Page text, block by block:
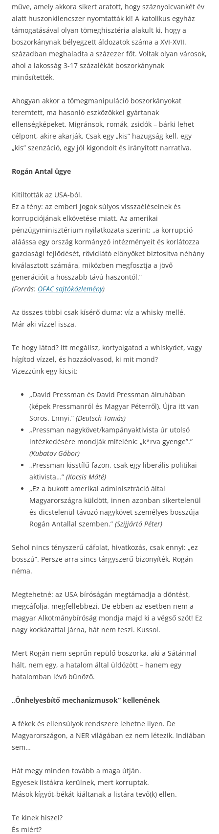
műve, amely akkora sikert aratott, hogy száznyolcvankét év
alatt huszonkilencszer nyomtatták ki! A katolikus egyház
támogatásával olyan tömeghisztéria alakult ki, hogy a
boszorkánynak bélyegzett áldozatok száma a XVI-XVII.
században meghaladta a százezer főt. Voltak olyan városok,
ahol a lakosság 3-17 százalékát boszorkánynak
minősítették.
Ahogyan akkor a tömegmanipuláció boszorkányokat
teremtett, ma hasonló eszközökkel gyártanak
ellenségképeket. Migránsok, romák, zsidók – bárki lehet
célpont, akire akarják. Csak egy „kis” hazugság kell, egy
„kis” szenzáció, egy jól kigondolt és irányított narratíva.
Rogán Antal ügye
Kitiltották az USA-ból.
Ez a tény: az emberi jogok súlyos visszaéléseinek és
korrupciójának elkövetése miatt. Az amerikai
pénzügyminisztérium nyilatkozata szerint: „a korrupció
aláássa egy ország kormányzó intézményeit és korlátozza
gazdasági fejlődését, rövidlátó előnyöket biztosítva néhány
kiválasztott számára, miközben megfosztja a jövő
generációit a hosszabb távú haszontól.”
(Forrás: OFAC sajtóközlemény)
Az összes többi csak kísérő duma: víz a whisky mellé.
Már aki vízzel issza.
Te hogy látod? Itt megállsz, kortyolgatod a whiskydet, vagy
hígítod vízzel, és hozzáolvasod, ki mit mond?
Vizezzünk egy kicsit:
„David Pressman és David Pressman álruhában
(képek Pressmanról és Magyar Péterről). Újra itt van
Soros. Ennyi.” (Deutsch Tamás)
„Pressman nagykövet/kampányaktivista úr utolsó
intézkedésére mondják mifelénk: „k*rva gyenge”.”
(Kubatov Gábor)
„Pressman kisstílű fazon, csak egy liberális politikai
aktivista…” (Kocsis Máté)
„Ez a bukott amerikai adminisztráció által
Magyarországra küldött, innen azonban sikertelenül
és dicstelenül távozó nagykövet személyes bosszúja
Rogán Antallal szemben.” (Szijjártó Péter)
Sehol nincs tényszerű cáfolat, hivatkozás, csak ennyi: „ez
bosszú”. Persze arra sincs tárgyszerű bizonyíték. Rogán
néma.
Megtehetné: az USA bíróságán megtámadja a döntést,
megcáfolja, megfellebbezi. De ebben az esetben nem a
magyar Alkotmánybíróság mondja majd ki a végső szót! Ez
nagy kockázattal járna, hát nem teszi. Kussol.
Mert Rogán nem seprűn repülő boszorka, aki a Sátánnal
hált, nem egy, a hatalom által üldözött – hanem egy
hatalomban lévő bűnöző.
„Önhelyesbítő mechanizmusok” kellenének
A fékek és ellensúlyok rendszere lehetne ilyen. De
Magyarországon, a NER világában ez nem létezik. Indiában
sem…
Hát megy minden tovább a maga útján.
Egyesek listákra kerülnek, mert korruptak.
Mások kígyót-békát kiáltanak a listára tevő(k) ellen.
Te kinek hiszel?
És miért?